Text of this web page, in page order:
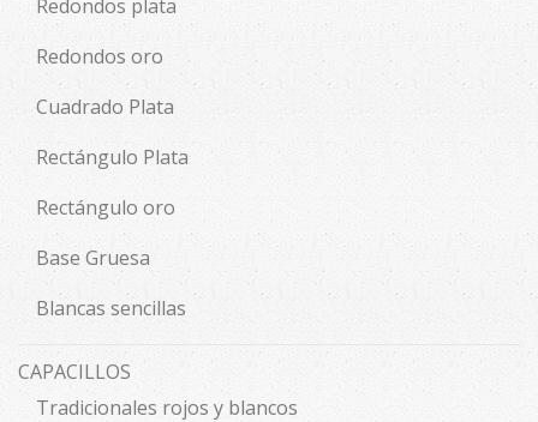
Redondos plata
Redondos oro
Cuadrado Plata
Rectángulo Plata
Rectángulo oro
Base Gruesa
Blancas sencillas
CAPACILLOS
Tradicionales rojos y blancos